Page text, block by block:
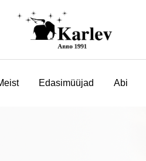
Edasimüüjad Abi